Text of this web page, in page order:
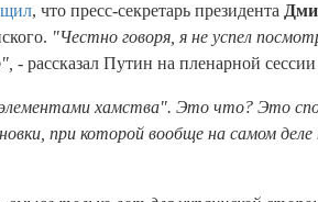
, что пресс-секретарь президента
"Честно говоря, я не успел
- рассказал Путин на пленарной
хамства". Это что? Это
при которой вообще на самом